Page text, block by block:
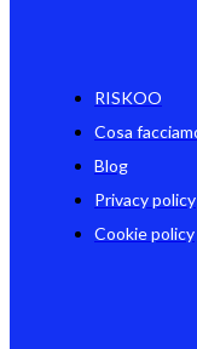
RISKOO
Cosa
Blog
Privacy policy
Cookie policy